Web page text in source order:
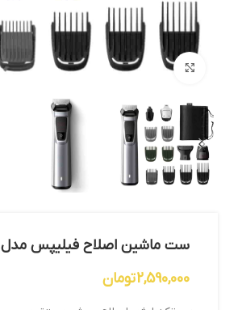
بزرگنمایی تصویر
ست ماشین اصلاح فیلیپس مدل MG7720
2,590,000تومان